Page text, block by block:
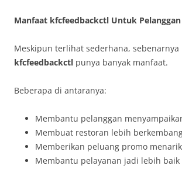
Manfaat kfcfeedbackctl Untuk Pelanggan
Meskipun terlihat sederhana, sebenarnya
kfcfeedbackctl punya banyak manfaat.
Beberapa di antaranya:
Membantu pelanggan
Membuat restoran lebih
Memberikan peluang promo menarik
Membantu pelayanan jadi lebih baik